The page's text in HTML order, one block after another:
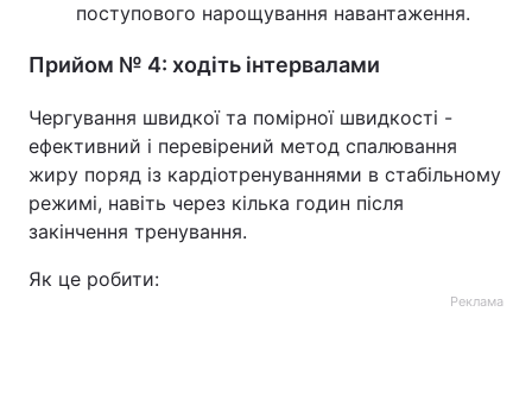
поступового нарощування навантаження.
Прийом № 4: ходіть інтервалами
Чергування швидкої та помірної швидкості -
ефективний і перевірений метод спалювання
жиру поряд із кардіотренуваннями в стабільному
режимі, навіть через кілька годин після
закінчення тренування.
Як це робити:
Реклама